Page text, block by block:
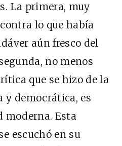
La primera, muy
lo que había
aún fresco del
no menos
que se hizo de la
y democrática, es
moderna. Esta
escuchó en su